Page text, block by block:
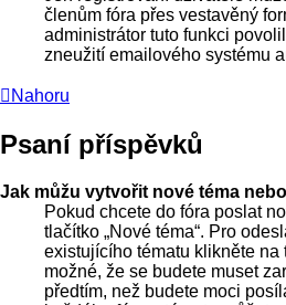
členům fóra přes vestavěný
administrátor tuto funkci
zneužití emailového systému
Nahoru
Psaní příspěvků
Jak můžu vytvořit nové téma
Pokud chcete do fóra poslat
tlačítko „Nové téma“. Pro
existujícího tématu klikněte na
možné, že se budete muset
předtím, než budete moci